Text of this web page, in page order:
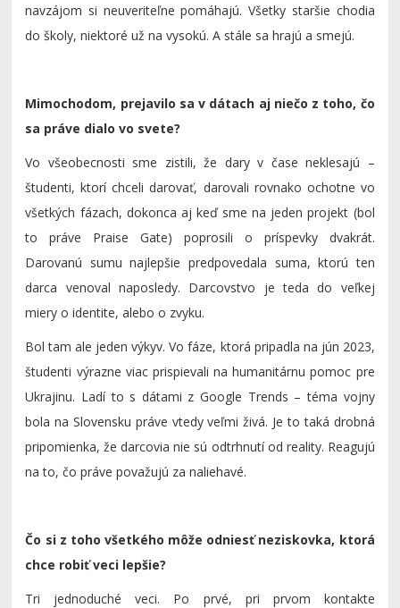
navzájom si neuveriteľne pomáhajú. Všetky staršie chodia
do školy, niektoré už na vysokú. A stále sa hrajú a smejú.
Mimochodom, prejavilo sa v dátach aj niečo z toho, čo
sa práve dialo vo svete?
Vo všeobecnosti sme zistili, že dary v čase neklesajú –
študenti, ktorí chceli darovať, darovali rovnako ochotne vo
všetkých fázach, dokonca aj keď sme na jeden projekt (bol
to práve Praise Gate) poprosili o príspevky dvakrát.
Darovanú sumu najlepšie predpovedala suma, ktorú ten
darca venoval naposledy. Darcovstvo je teda do veľkej
miery o identite, alebo o zvyku.
Bol tam ale jeden výkyv. Vo fáze, ktorá pripadla na jún 2023,
študenti výrazne viac prispievali na humanitárnu pomoc pre
Ukrajinu. Ladí to s dátami z Google Trends – téma vojny
bola na Slovensku práve vtedy veľmi živá. Je to taká drobná
pripomienka, že darcovia nie sú odtrhnutí od reality. Reagujú
na to, čo práve považujú za naliehavé.
Čo si z toho všetkého môže odniesť neziskovka, ktorá
chce robiť veci lepšie?
Tri jednoduché veci. Po prvé, pri prvom kontakte